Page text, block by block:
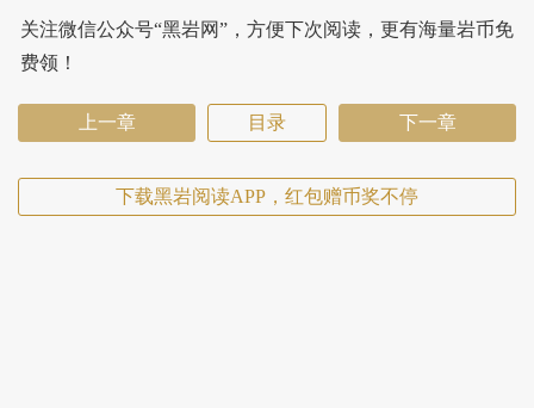
关注微信公众号“黑岩网”，方便下次阅读，更有海量岩币免
费领！
上一章 目录 下一章
下载黑岩阅读APP，红包赠币奖不停